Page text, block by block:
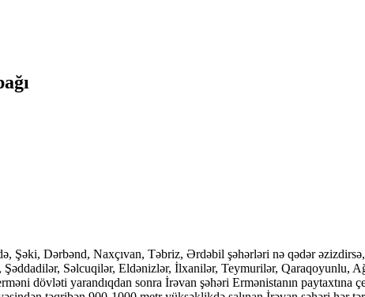
Şəki, Dərbənd, Naxçıvan, Təbriz, Ərdəbil şəhərləri nə qədər
Səlcuqilər, Eldənizlər, İlxanilər, Teymurilər, Qaraqoyunlu,
dövləti yarandıqdan sonra İrəvan şəhəri Ermənistanın paytaxtına